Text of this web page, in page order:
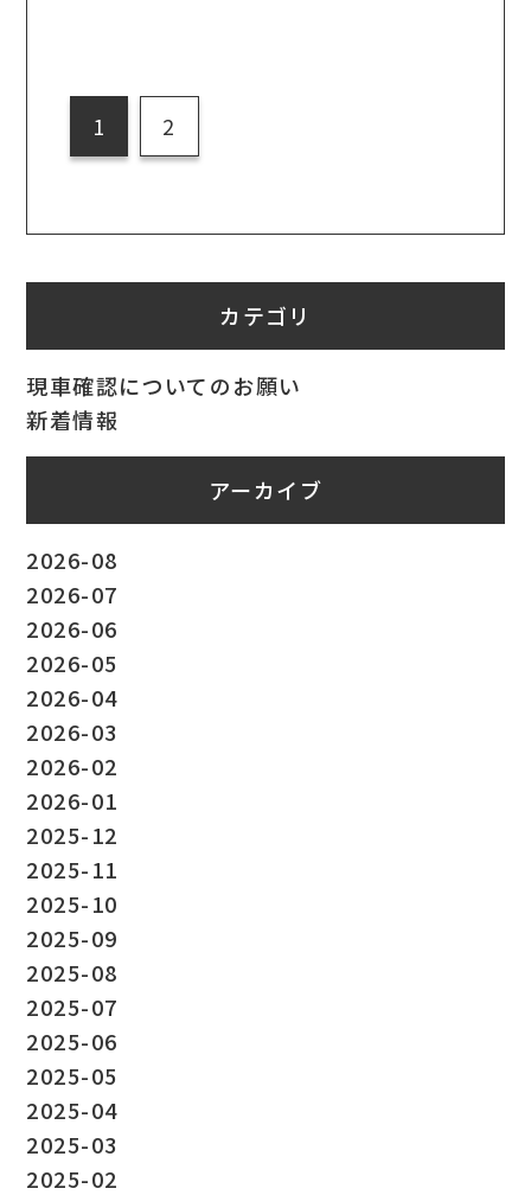
1 2
カテゴリ
現車確認についてのお願い
新着情報
アーカイブ
2026-08
2026-07
2026-06
2026-05
2026-04
2026-03
2026-02
2026-01
2025-12
2025-11
2025-10
2025-09
2025-08
2025-07
2025-06
2025-05
2025-04
2025-03
2025-02